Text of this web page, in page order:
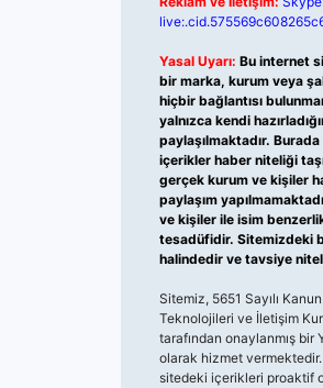
Yasal Uyarı: Bu internet
bir marka, kurum veya
hiçbir bağlantısı
yalnızca kendi
paylaşılmaktadır.
içerikler haber niteliği
gerçek kurum ve kişiler
paylaşım
ve kişiler ile isim
tesadüfidir. Sitemizdeki
halindedir ve tavsiye
Sitemiz, 5651 Sayılı
Teknolojileri ve İletişim
tarafından onaylanmış bir
olarak hizmet
sitedeki içerikleri proaktif